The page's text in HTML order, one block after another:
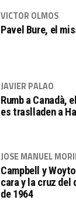
VICTOR OLMOS
Pavel Bure, el
JAVIER PALAO
Rumb a Canadà,
es traslladen a
JOSE MANUEL
Campbell y
cara y la cruz del
de 1964